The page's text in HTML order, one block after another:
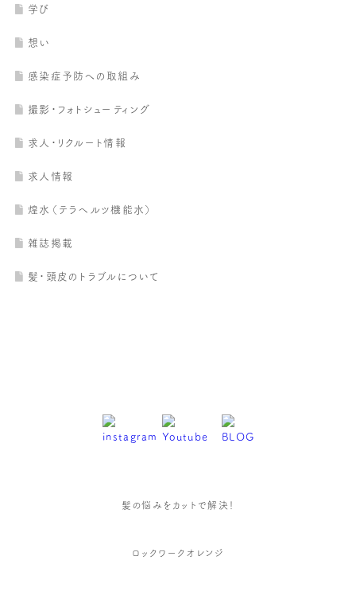
学び
想い
感染症予防への取組み
撮影・フォトシューティング
求人・リクルート情報
求人情報
煌水（テラヘルツ機能水）
雑誌掲載
髪・頭皮のトラブルについて
髪の悩みをカットで解決！
ロックワークオレンジ